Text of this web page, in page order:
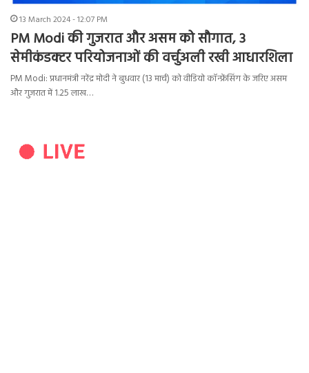
13 March 2024 - 12:07 PM
PM Modi की गुजरात और असम को सौगात, 3
सेमीकंडक्टर परियोजनाओं की वर्चुअली रखी आधारशिला
PM Modi: प्रधानमंत्री नरेंद्र मोदी ने बुधवार (13 मार्च) को वीडियो कॉन्फ्रेंसिंग के जरिए असम
और गुजरात में 1.25 लाख…